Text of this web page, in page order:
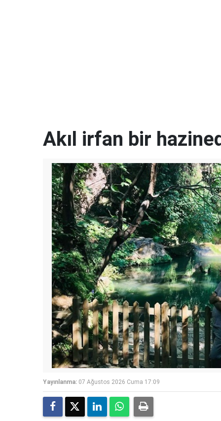
Akıl irfan bir
Yayınlanma: 07 Ağustos 2026 Cuma 17:09